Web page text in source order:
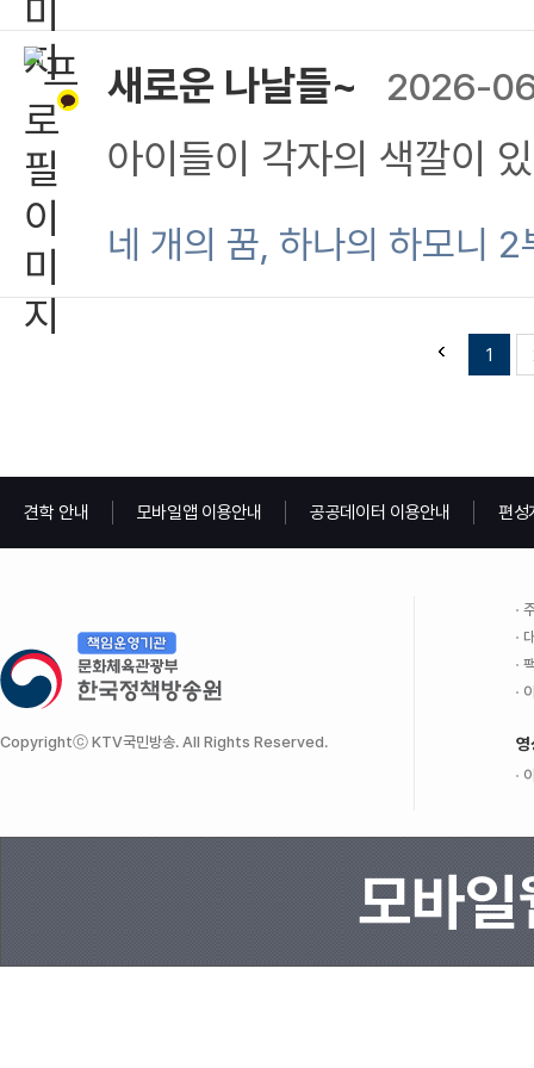
새로운 나날들~ 2026-
아이들이 각자의 색깔이
면서도 화목한~행복 가득
미소가 가득했답니다~^^
네 개의 꿈, 하나의 하모니 2
1
견학 안내 모바일앱 이용안내 공공데이터 이용안내 편성
Copyrightⓒ KTV국민방송. All Rights Reserved. 영
모바